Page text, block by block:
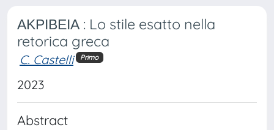
ΑΚΡΙΒΕΙΑ : Lo stile esatto nella
retorica greca
C. Castelli Primo
2023
Abstract